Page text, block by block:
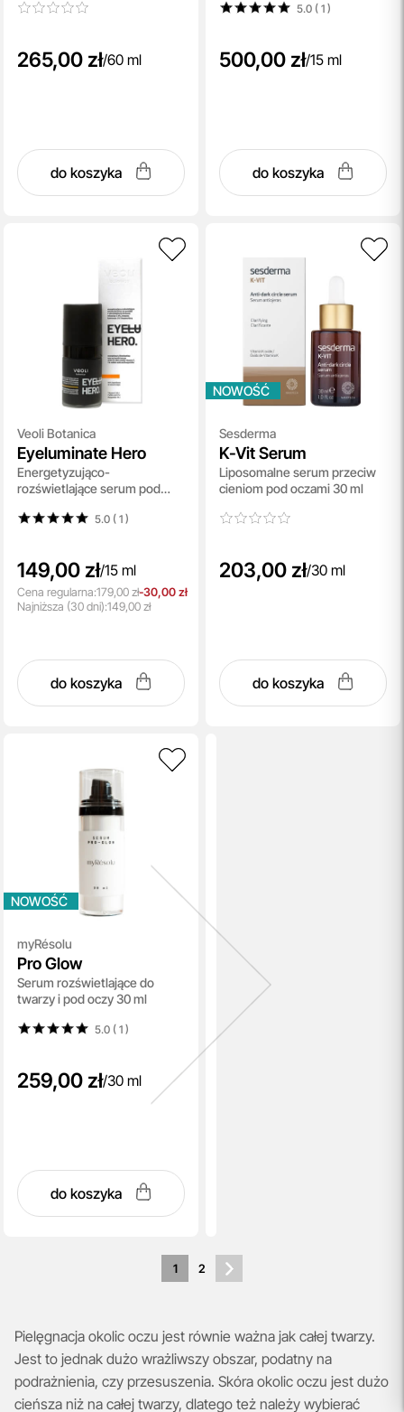
265,00 zł/60 ml
do koszyka
5.0 ( 1)
500,00 zł/15 ml
do koszyka
Veoli Botanica
Eyeluminate Hero
Energetyzująco-
rozświetlające serum pod
5.0 ( 1)
149,00 zł/15 ml
Cena regularna:179,00 zł-30,00 zł
Najniższa (30 dni):149,00 zł
do koszyka
NOWOŚĆ
Sesderma
K-Vit Serum
Liposomalne serum przeciw
cieniom pod oczami 30 ml
203,00 zł/30 ml
do koszyka
NOWOŚĆ
myRésolu
Pro Glow
Serum rozświetlające do
twarzy i pod oczy 30 ml
5.0 ( 1)
259,00 zł/30 ml
do koszyka
1 2
Pielęgnacja okolic oczu jest równie ważna jak całej twarzy.
Jest to jednak dużo wrażliwszy obszar, podatny na
podrażnienia, czy przesuszenia. Skóra okolic oczu jest dużo
cieńsza niż na całej twarzy, dlatego też należy wybierać